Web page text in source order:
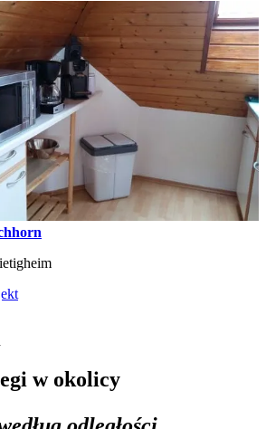
w okolicy